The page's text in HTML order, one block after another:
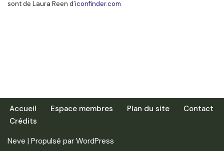
sont de Laura Reen d’iconfinder.com
Accueil Espace membres Plan du site
Contact
Crédits
Neve | Propulsé par WordPress